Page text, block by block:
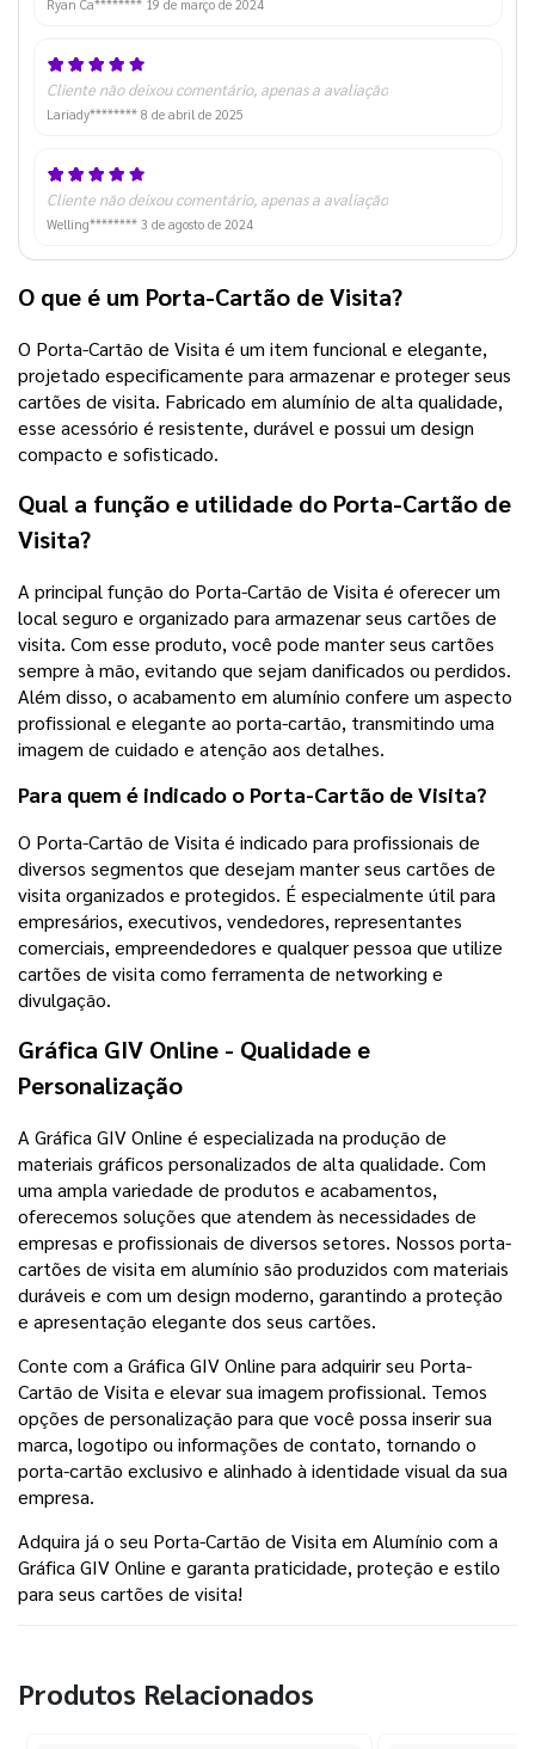
Ryan Ca******** 19 de março de 2024
Cliente não deixou comentário, apenas a avaliação
Lariady******** 8 de abril de 2025
Cliente não deixou comentário, apenas a avaliação
Welling******** 3 de agosto de 2024
O que é um Porta-Cartão de Visita?
O Porta-Cartão de Visita é um item funcional e elegante,
projetado especificamente para armazenar e proteger seus
cartões de visita. Fabricado em alumínio de alta qualidade,
esse acessório é resistente, durável e possui um design
compacto e sofisticado.
Qual a função e utilidade do Porta-Cartão de
Visita?
A principal função do Porta-Cartão de Visita é oferecer um
local seguro e organizado para armazenar seus cartões de
visita. Com esse produto, você pode manter seus cartões
sempre à mão, evitando que sejam danificados ou perdidos.
Além disso, o acabamento em alumínio confere um aspecto
profissional e elegante ao porta-cartão, transmitindo uma
imagem de cuidado e atenção aos detalhes.
Para quem é indicado o Porta-Cartão de Visita?
O Porta-Cartão de Visita é indicado para profissionais de
diversos segmentos que desejam manter seus cartões de
visita organizados e protegidos. É especialmente útil para
empresários, executivos, vendedores, representantes
comerciais, empreendedores e qualquer pessoa que utilize
cartões de visita como ferramenta de networking e
divulgação.
Gráfica GIV Online - Qualidade e
Personalização
A Gráfica GIV Online é especializada na produção de
materiais gráficos personalizados de alta qualidade. Com
uma ampla variedade de produtos e acabamentos,
oferecemos soluções que atendem às necessidades de
empresas e profissionais de diversos setores. Nossos porta-
cartões de visita em alumínio são produzidos com materiais
duráveis e com um design moderno, garantindo a proteção
e apresentação elegante dos seus cartões.
Conte com a Gráfica GIV Online para adquirir seu Porta-
Cartão de Visita e elevar sua imagem profissional. Temos
opções de personalização para que você possa inserir sua
marca, logotipo ou informações de contato, tornando o
porta-cartão exclusivo e alinhado à identidade visual da sua
empresa.
Adquira já o seu Porta-Cartão de Visita em Alumínio com a
Gráfica GIV Online e garanta praticidade, proteção e estilo
para seus cartões de visita!
Produtos Relacionados